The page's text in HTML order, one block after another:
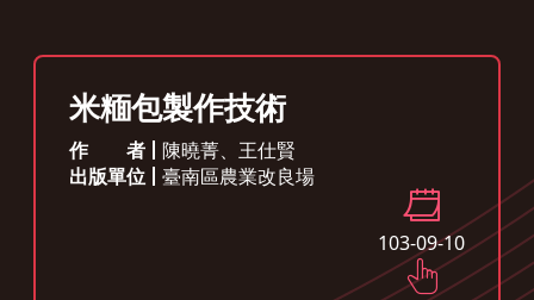
米糆包製作技術
作者
陳曉菁、王仕賢
出版單位
臺南區農業改良場
103-09-10